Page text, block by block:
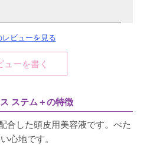
リューム感がアップしま
レビューを見る
ューを書く
ステム＋の特徴
合した頭皮用美容液です。べた
心地です。